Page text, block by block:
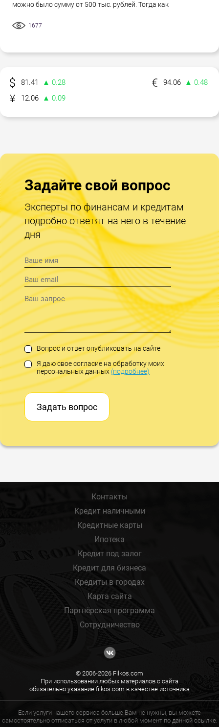
можно было сумму от 500 тыс. рублей. Тогда как
1677
81.41 ▲ 0.28 94.06
▲ 0.48
12.06
▲ 0.09
Задайте свой вопрос
Эксперты по финансам и кредитам
подробно ответят на него в течение
дня
Вопрос и ответ опубликовать на сайте
Я даю свое согласие на обработку моих
персональных данных(подробнее)
Задать вопрос
Контакты
Кредит наличными
Кредитные карты
Ипотека
Кредит под залог
Кредит для бизнеса
Кредиты в городах
Карта сайта
Партнёрская программа
Сотрудничество
© 2006-2026 Filkos.com
При использовании любых материалов с сайта
обязательно указание filkos.com в качестве источника
Если услуги нашего сервиса больше Вам не нужны, вы можете
самостоятельно отписаться от услуги в любой момент по данной ссылке.